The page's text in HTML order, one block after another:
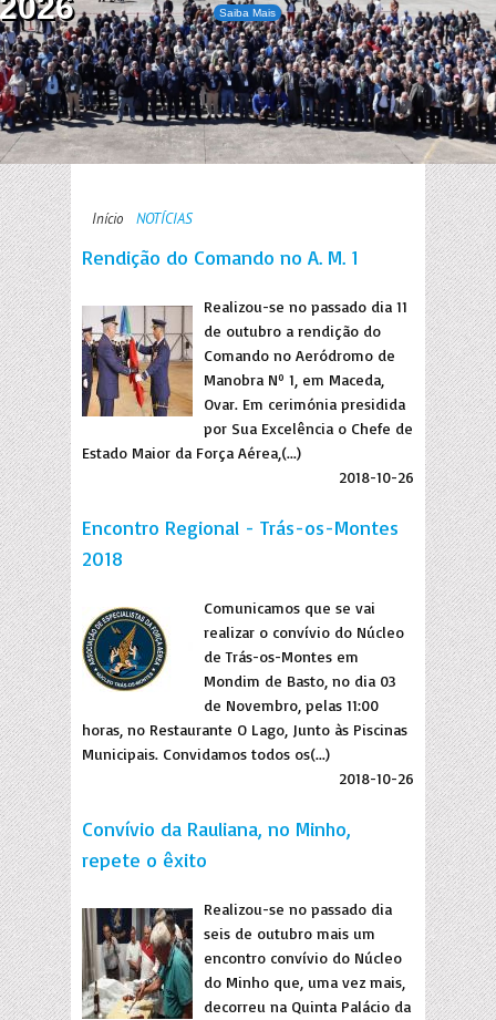
Saiba Mais
Início NOTÍCIAS
Rendição do Comando no A. M. 1
Realizou-se no passado dia 11
de outubro a rendição do
Comando no Aeródromo de
Manobra Nº 1, em Maceda,
Ovar. Em cerimónia presidida
por Sua Excelência o Chefe de
Estado Maior da Força Aérea,(...)
2018-10-26
Encontro Regional - Trás-os-Montes
2018
Comunicamos que se vai
realizar o convívio do Núcleo
de Trás-os-Montes em
Mondim de Basto, no dia 03
de Novembro, pelas 11:00
horas, no Restaurante O Lago, Junto às Piscinas
Municipais. Convidamos todos os(...)
2018-10-26
Convívio da Rauliana, no Minho,
repete o êxito
Realizou-se no passado dia
seis de outubro mais um
encontro convívio do Núcleo
do Minho que, uma vez mais,
decorreu na Quinta Palácio da